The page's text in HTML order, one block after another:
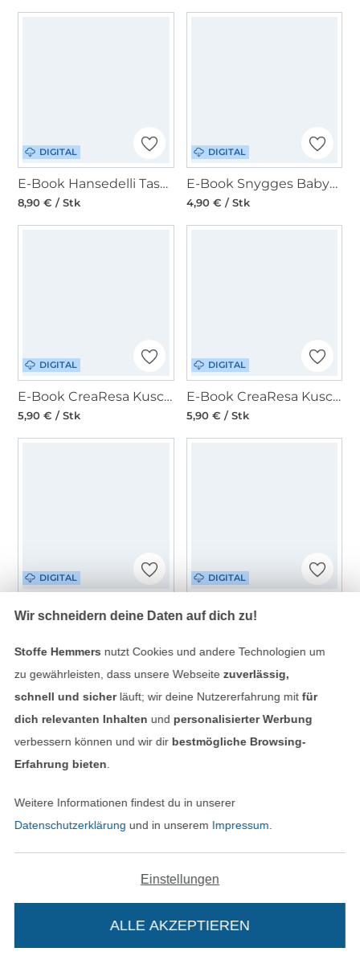
DIGITAL
E-Book Hansedelli Tasche Tykka
8,90 € / Stk
DIGITAL
E-Book Snygges Babypuschen
4,90 € / Stk
DIGITAL
E-Book CreaResa Kuscheltier Bärle
5,90 € / Stk
DIGITAL
E-Book CreaResa Kuschelhase Max
5,90 € / Stk
DIGITAL
E-Book LilaMint Design Handtasche Arkansas25
DIGITAL
E-Book Schnittmuster Berlin - Kochschürze Cook
Wir schneidern deine Daten auf dich zu!
Stoffe Hemmers nutzt Cookies und andere Technologien um
zu gewährleisten, dass unsere Webseite zuverlässig,
schnell und sicherläuft; wir deine Nutzererfahrung mitfür
dich relevanten Inhalten und personalisierter Werbung
verbessern können und wir dir bestmögliche Browsing-
Erfahrung bieten
Weitere Informationen findest du in unserer
Datenschutzerklärung und in unserem Impressum
Einstellungen
ALLE AKZEPTIEREN